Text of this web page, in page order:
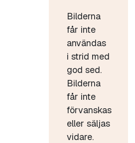
Bilderna
får inte
användas
i strid med
god sed.
Bilderna
får inte
förvanskas
eller säljas
vidare.